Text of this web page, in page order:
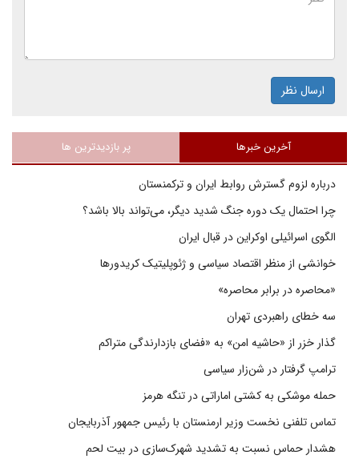
ارسال نظر
آخرین خبرها پر بازدیدترین ها
درباره لزوم گسترش روابط ایران و ترکمنستان
چرا احتمال یک دوره جنگ شدید دیگر، می‌تواند بالا باشد؟
الگوی اسرائیلی اوکراین در قبال ایران
خوانشی از منظر اقتصاد سیاسی و ژئوپلیتیک کریدورها
«محاصره در برابر محاصره»
سه خطای راهبردی تهران
گذار خزر از «حاشیه امن» به «فضای بازدارندگی متراکم
ترامپ گرفتار در شن‌زار سیاسی
حمله موشکی به کشتی اماراتی در تنگه هرمز
تماس تلفنی نخست وزیر ارمنستان با رئیس جمهور آذربایجان
هشدار حماس نسبت به تشدید شهرک‌سازی در بیت‌ لحم